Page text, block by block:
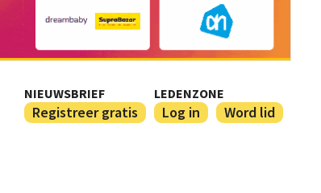
NIEUWSBRIEF
Registreer gratis
LEDENZONE
Log in Word lid